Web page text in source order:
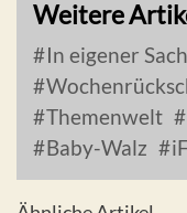
Weitere
In eigener
Themenwelt
Baby-Walz